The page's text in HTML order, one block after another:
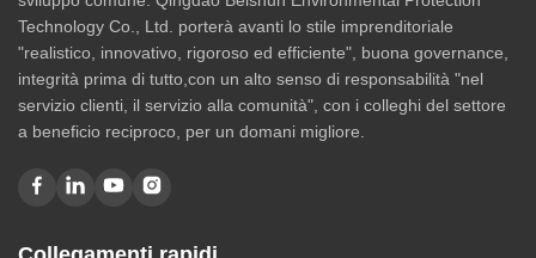
Technology Co., Ltd. porterà avanti lo stile imprenditoriale
"realistico, innovativo, rigoroso ed efficiente", buona governance,
integrità prima di tutto,con un alto senso di responsabilità "nel
servizio clienti, il servizio alla comunità", con i colleghi del settore
a beneficio reciproco, per un domani migliore.